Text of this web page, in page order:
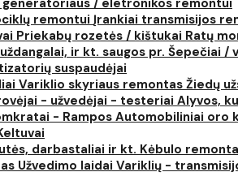
generatoriaus / eletronikos remontui
remontui Įrankiai transmisijos
Priekabų rozetės / kištukai Ratų
ir kt. saugos pr. Šepečiai /
suspaudėjai
Variklio skyriaus remontas Žiedų
- užvedėjai - testeriai Alyvos,
- Rampos Automobiliniai oro
darbastaliai ir kt. Kėbulo
Užvedimo laidai Variklių -